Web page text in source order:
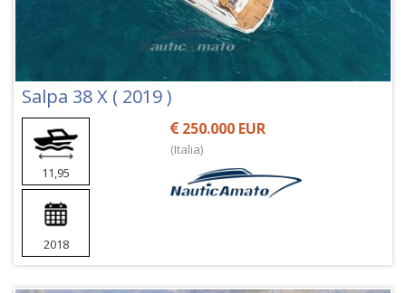
Salpa 38 X ( 2019 )
11,95
2018
250.000 EUR
(Italia)